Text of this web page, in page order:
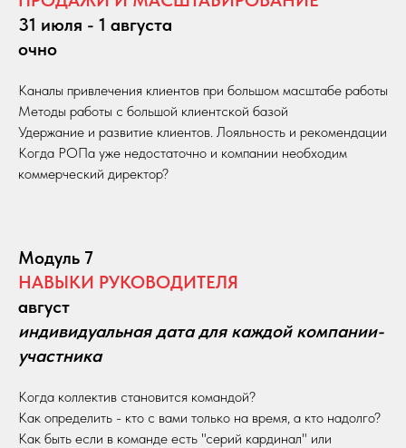
31 июля - 1 августа
очно
Каналы привлечения клиентов при большом масштабе работы
Методы работы с большой клиентской базой
Удержание и развитие клиентов. Лояльность и рекомендации
Когда РОПа уже недостаточно и компании необходим
коммерческий директор?
Модуль 7
НАВЫКИ РУКОВОДИТЕЛЯ
август
индивидуальная дата для каждой компании-
участника
Когда коллектив становится командой?
Как определить - кто с вами только на время, а кто надолго?
Как быть если в команде есть "серий кардинал" или